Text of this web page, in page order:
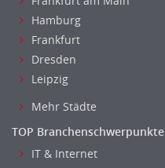
Hamburg
Frankfurt
Dresden
Leipzig
Mehr Städte
TOP Branchenschwerpunkte
IT & Internet